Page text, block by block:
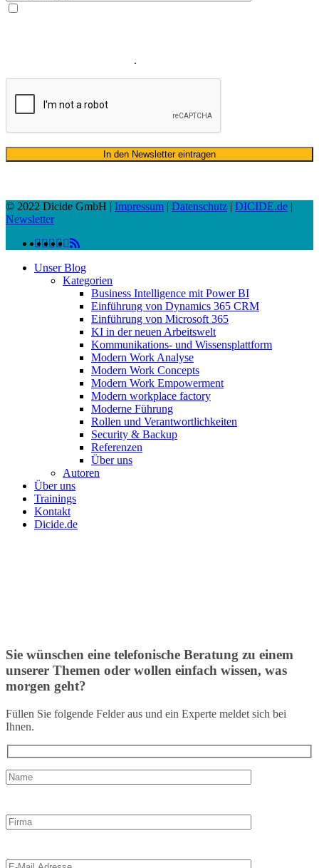
.
© 2022 Dicide GmbH | Impressum | Datenschutz | DICIDE.de |
Newsletter
twitter
facebook
linkedinyoutube
RSS
instagram
spotify
vk
Close
Unser Blog
Kategorien
Business Intelligence mit Power BI
Einführung von Dynamics 365 CRM
Einführung von Microsoft 365
KI in der neuen Arbeitswelt
Kommunikations- und Wissensplattform
Modern Work Analyse
Modern Work Concepts
Modern Work Empowerment
Modern workplace factory
Moderne Führung
Rollen und Verantwortlichkeiten
Security & Backup
Referenzen
Über uns
Autoren
Über uns
Trainings
Kontakt
Dicide.de
Sie wünschen eine telefonische Beratung zu einem
unserer Themen oder wollen einfach wissen, was
morgen geht?
Füllen Sie folgende Felder aus und ein Experte meldet sich bei
Ihnen.